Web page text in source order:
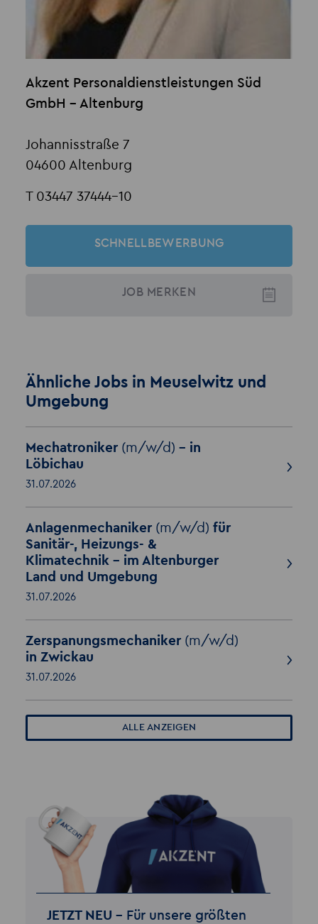
Akzent Personaldienstleistungen Süd
GmbH - Altenburg
Johannisstraße 7
04600 Altenburg
T 03447 37444-10
SCHNELLBEWERBUNG
JOB MERKEN
Ähnliche Jobs in Meuselwitz und
Umgebung
Mechatroniker (m/w/d) - in
Löbichau
31.07.2026
Anlagenmechaniker (m/w/d) für
Sanitär-, Heizungs- &
Klimatechnik - im Altenburger
Land und Umgebung
31.07.2026
Zerspanungsmechaniker (m/w/d)
in Zwickau
31.07.2026
ALLE ANZEIGEN
JETZT NEU – Für unsere größten